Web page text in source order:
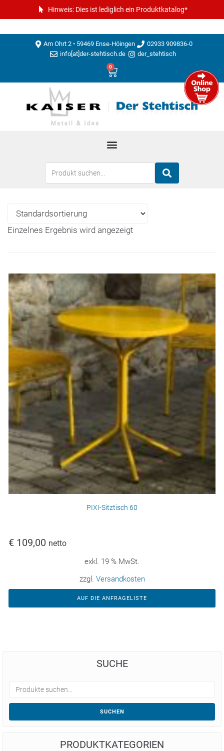
Hinweis: Dies ist lediglich ein Produktkatalog*
Am Ohrt 2 • 59469 Ense-Höingen
02933 909836-0
info[at]der-stehtisch.de
der_stehtisch
0
Einzelnes Ergebnis wird angezeigt
PIXI-Sitztisch 60
€ 109,00 netto
exkl. 19 % MwSt.
zzgl. Versandkosten
AUF DIE ANFRAGELISTE
SUCHE
SUCHEN
PRODUKTKATEGORIEN